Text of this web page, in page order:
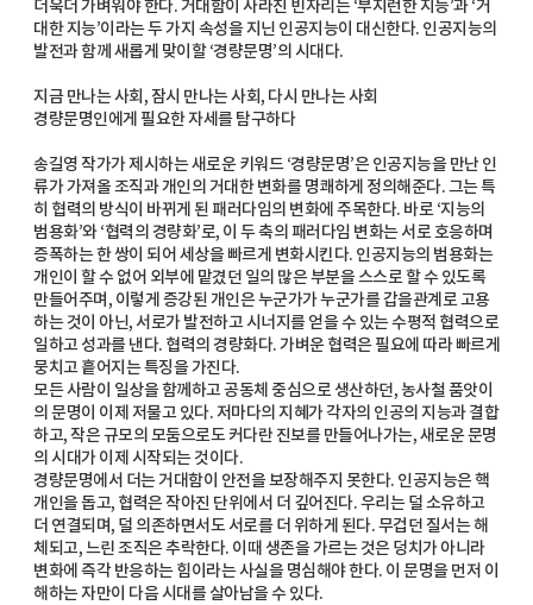
더욱더 가벼워야 한다. 거대함이 사라진 빈자리는 ‘부지런한 지능’과 ‘거
대한 지능’이라는 두 가지 속성을 지닌 인공지능이 대신한다. 인공지능의
발전과 함께 새롭게 맞이할 ‘경량문명’의 시대다.
지금 만나는 사회, 잠시 만나는 사회, 다시 만나는 사회
경량문명인에게 필요한 자세를 탐구하다
송길영 작가가 제시하는 새로운 키워드 ‘경량문명’은 인공지능을 만난 인
류가 가져올 조직과 개인의 거대한 변화를 명쾌하게 정의해준다. 그는 특
히 협력의 방식이 바뀌게 된 패러다임의 변화에 주목한다. 바로 ‘지능의
범용화’와 ‘협력의 경량화’로, 이 두 축의 패러다임 변화는 서로 호응하며
증폭하는 한 쌍이 되어 세상을 빠르게 변화시킨다. 인공지능의 범용화는
개인이 할 수 없어 외부에 맡겼던 일의 많은 부분을 스스로 할 수 있도록
만들어주며, 이렇게 증강된 개인은 누군가가 누군가를 갑을관계로 고용
하는 것이 아닌, 서로가 발전하고 시너지를 얻을 수 있는 수평적 협력으로
일하고 성과를 낸다. 협력의 경량화다. 가벼운 협력은 필요에 따라 빠르게
뭉치고 흩어지는 특징을 가진다.
모든 사람이 일상을 함께하고 공동체 중심으로 생산하던, 농사철 품앗이
의 문명이 이제 저물고 있다. 저마다의 지혜가 각자의 인공의 지능과 결합
하고, 작은 규모의 모둠으로도 커다란 진보를 만들어나가는, 새로운 문명
의 시대가 이제 시작되는 것이다.
경량문명에서 더는 거대함이 안전을 보장해주지 못한다. 인공지능은 핵
개인을 돕고, 협력은 작아진 단위에서 더 깊어진다. 우리는 덜 소유하고
더 연결되며, 덜 의존하면서도 서로를 더 위하게 된다. 무겁던 질서는 해
체되고, 느린 조직은 추락한다. 이때 생존을 가르는 것은 덩치가 아니라
변화에 즉각 반응하는 힘이라는 사실을 명심해야 한다. 이 문명을 먼저 이
해하는 자만이 다음 시대를 살아남을 수 있다.